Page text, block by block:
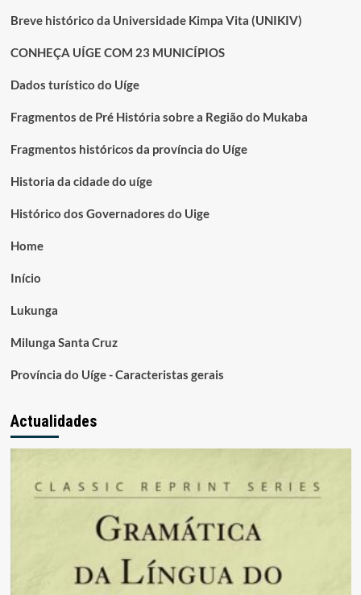
Breve histórico da Universidade Kimpa Vita (UNIKIV)
CONHEÇA UÍGE COM 23 MUNICÍPIOS
Dados turístico do Uíge
Fragmentos de Pré História sobre a Região do Mukaba
Fragmentos históricos da província do Uíge
Historia da cidade do uíge
Histórico dos Governadores do Uige
Home
Início
Lukunga
Milunga Santa Cruz
Província do Uíge - Caracteristas gerais
Actualidades